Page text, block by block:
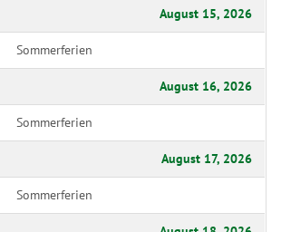
August 15, 2026
Sommerferien
August 16, 2026
Sommerferien
August 17, 2026
Sommerferien